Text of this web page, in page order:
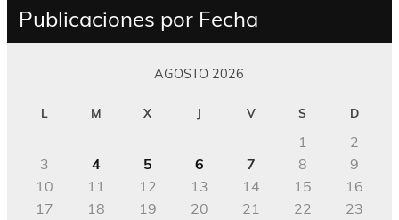
Publicaciones por Fecha
AGOSTO 2026
L M X J V S D
1
2
3
4 5 6 7 8
9
10
11 12 13 14 15
16
17
18 19 20 21 22
23